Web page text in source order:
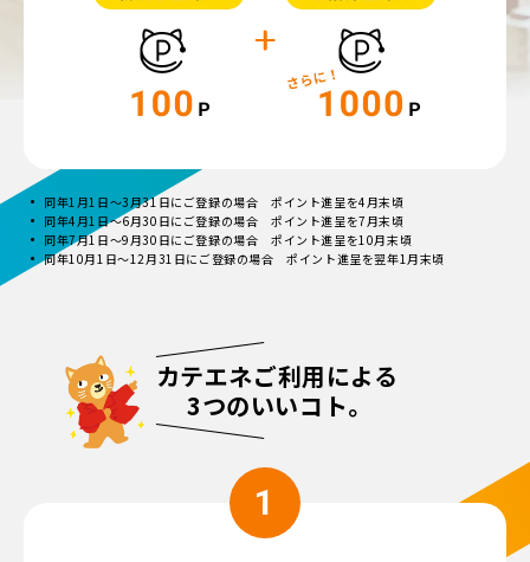
同年1月1日～3月31日にご登録の場合 ポイント進呈を4月末頃
同年4月1日～6月30日にご登録の場合 ポイント進呈を7月末頃
同年7月1日～9月30日にご登録の場合 ポイント進呈を10月末頃
同年10月1日～12月31日にご登録の場合 ポイント進呈を翌年1月末頃
カテエネご利用による
3つのいいコト。
1